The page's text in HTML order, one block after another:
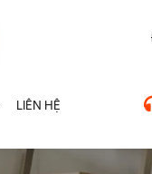
LIÊN HỆ